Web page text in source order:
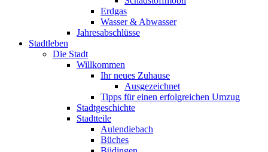
Erdgas
Wasser & Abwasser
Jahresabschlüsse
Stadtleben
Die Stadt
Willkommen
Ihr neues Zuhause
Ausgezeichnet
Tipps für einen erfolgreichen Umzug
Stadtgeschichte
Stadtteile
Aulendiebach
Büches